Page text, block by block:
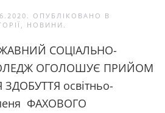
. ОПУБЛІКОВАНО В
, НОВИНИ .
СОЦІАЛЬНО-
ОГОЛОШУЄ ПРИЙОМ
освітньо-
ФАХОВОГО